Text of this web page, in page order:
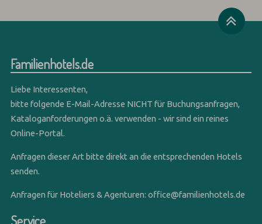
Familienhotels.de
Liebe Interessenten,
bitte folgende E-Mail-Adresse NICHT für Buchungsanfragen,
Kataloganforderungen o.ä. verwenden - wir sind ein reines
Online-Portal.
Anfragen dieser Art bitte direkt an die entsprechenden Hotels
senden.
Anfragen für Hoteliers & Agenturen:office@familienhotels.de
Service